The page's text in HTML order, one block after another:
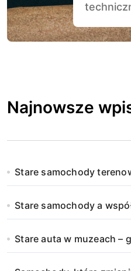
Najnowsze
Stare samochody
Stare samochody a
Stare auta w muzeach –